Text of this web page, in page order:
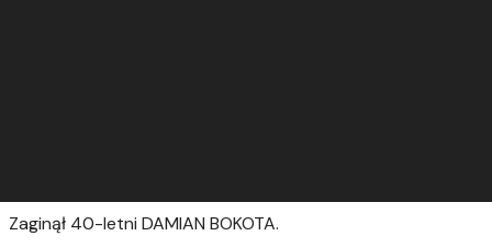
Zaginął 40-letni DAMIAN BOKOTA.